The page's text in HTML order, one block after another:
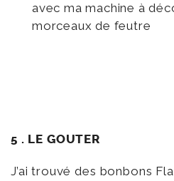
avec ma machine à
morceaux de feutre
5 . LE GOUTER
J’ai trouvé des bonbons